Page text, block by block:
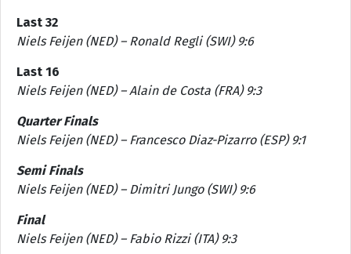
Last 32
Niels Feijen (NED) – Ronald Regli (SWI) 9:6
Last 16
Niels Feijen (NED) – Alain de Costa (FRA) 9:3
Quarter Finals
Niels Feijen (NED) – Francesco Diaz-Pizarro (ESP) 9:1
Semi Finals
Niels Feijen (NED) – Dimitri Jungo (SWI) 9:6
Final
Niels Feijen (NED) – Fabio Rizzi (ITA) 9:3